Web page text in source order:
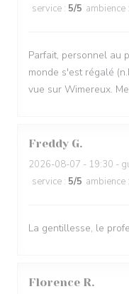
service : 5/5 ambience :
Parfait, personnel au
monde s'est régalé
vue sur Wimereux.
Freddy G
2026-08-07 - 19:30 -
service : 5/5 ambience :
La gentillesse, le
Florence R